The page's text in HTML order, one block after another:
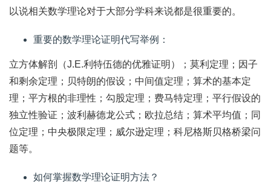
以说相关数学理论对于大部分学科来说都是很重要的。
重要的数学理论证明代写举例：
立方体解剖（J.E.利特伍德的优雅证明）；莫利定理；因子
和剩余定理；贝特朗的假设；中间值定理；算术的基本定
理；平方根的非理性；勾股定理；费马特定理；平行假设的
独立性验证；波利赫德龙公式；欧拉总结；算术平均值；同
位定理；中央极限定理；威尔逊定理；科尼格斯贝格桥梁问
题等。
如何掌握数学理论证明方法？